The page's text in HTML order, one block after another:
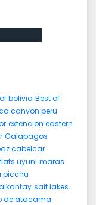
bolivia Best of
canyon peru
extencion eastern
Galapagos
cabelcar
uyuni maras
picchu
salt lakes
de atacama